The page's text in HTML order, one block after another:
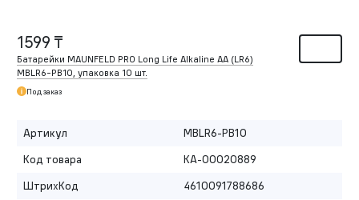
1599 ₸
Батарейки MAUNFELD PRO Long Life Alkaline AA (LR6)
MBLR6-PB10, упаковка 10 шт.
Под заказ
Артикул
MBLR6-PB10
Код товара
КА-00020889
ШтрихКод
4610091788686